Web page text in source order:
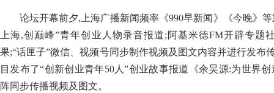
论坛开幕前夕,上海广播新闻频率《990早新闻》《今晚》
上海,创巅峰”青年创业人物录音报道;阿基米德FM开辟专题
果;“话匣子”微信、视频号同步制作视频及图文内容并进行发布
目发布了“创新创业青年50人”创业故事报道《余昊源:为世界
阵同步传播视频及图文。